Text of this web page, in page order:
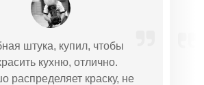
штука, купил, чтобы
кухню, отлично.
распределяет краску, не